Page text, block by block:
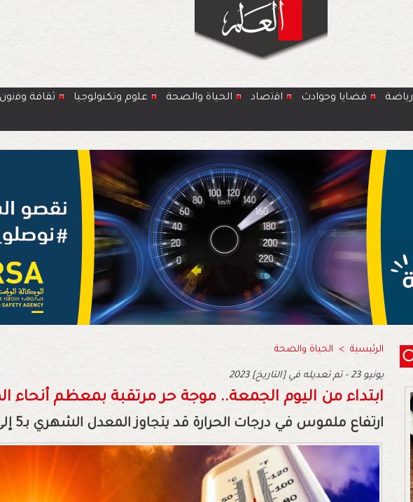
رياضة قضايا وحوادث اﻗﺗﺻﺎد الحياة والصحة ﻋﻠوم وتكنولوجيا ﺛﻘﺎﻓﺔ وﻓﻧون
الرئيسية > الحياة والصحة
2023 يونيو 23 - تم تعديله في [التاريخ]
ابتداء من اليوم الجمعة.. موجة حر مرتقبة بمعظم أنحاء
ارتفاع ملموس في درجات الحرارة قد يتجاوز المعدل الشهري بـ5 إلى 8 درجات